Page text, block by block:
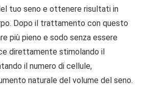
tuo seno e ottenere risultati in
Dopo il trattamento con questo
più pieno e sodo senza essere
direttamente stimolando il
il numero di cellule,
naturale del volume del seno.